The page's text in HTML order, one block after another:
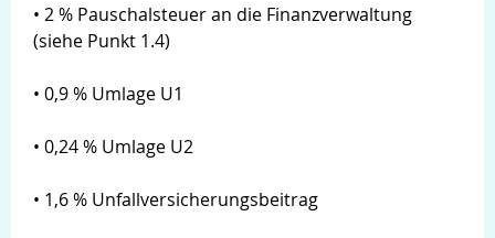
• 2 % Pauschalsteuer an die Finanzverwaltung
(siehe Punkt 1.4)
• 0,9 % Umlage U1
• 0,24 % Umlage U2
• 1,6 % Unfallversicherungsbeitrag